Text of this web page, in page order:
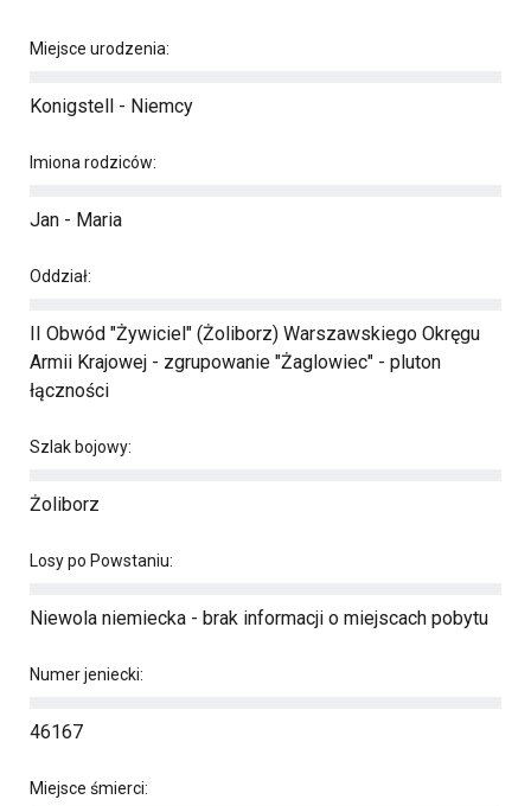
Miejsce urodzenia:
Konigstell - Niemcy
Imiona rodziców:
Jan - Maria
Oddział:
II Obwód "Żywiciel" (Żoliborz) Warszawskiego Okręgu
Armii Krajowej - zgrupowanie "Żaglowiec" - pluton
łączności
Szlak bojowy:
Żoliborz
Losy po Powstaniu:
Niewola niemiecka - brak informacji o miejscach pobytu
Numer jeniecki:
46167
Miejsce śmierci: